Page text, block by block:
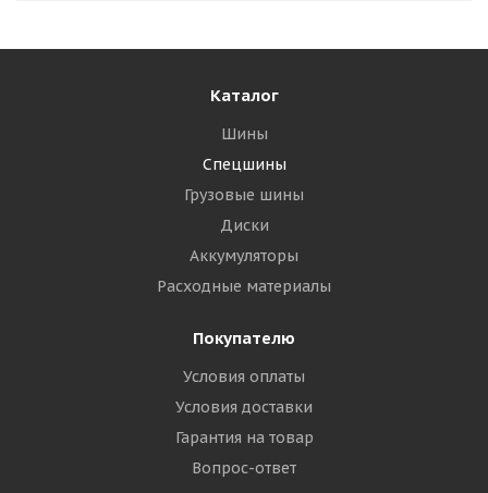
Каталог
Шины
Спецшины
Грузовые шины
Диски
Аккумуляторы
Расходные материалы
Покупателю
Условия оплаты
Условия доставки
Гарантия на товар
Вопрос-ответ